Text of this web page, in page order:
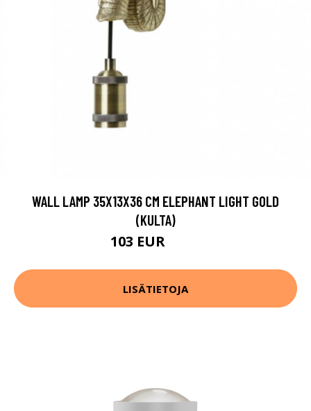
WALL LAMP 35X13X36 CM ELEPHANT LIGHT GOLD
(KULTA)
103 EUR
LISÄTIETOJA